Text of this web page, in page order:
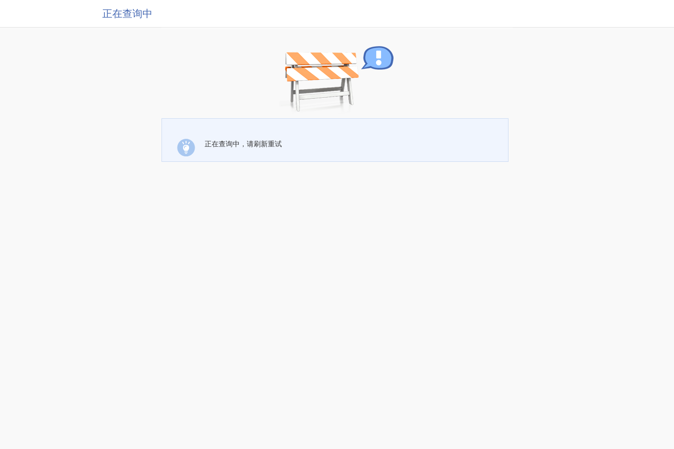
正在查询中
正在查询中，请刷新重试